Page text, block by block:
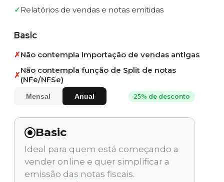
✓Relatórios de vendas e notas emitidas
Basic
✗Não contempla importação de vendas antigas
✗Não contempla função de Split de notas
(NFe/NFSe)
Mensal Anual 25% de desconto
Basic
Ideal para quem está começando a
vender online e quer simplificar a
emissão das notas fiscais.